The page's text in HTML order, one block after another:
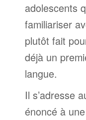
adolescents
familiariser
plutôt fait
déjà un
langue.
Il s’adresse
énoncé à